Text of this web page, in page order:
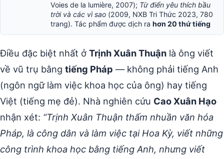
Voies de la lumière, 2007); Từ điển yêu thích bầu
trời và các vì sao (2009, NXB Tri Thức 2023, 780
trang). Tác phẩm được dịch ra hơn 20 thứ tiếng
Điều đặc biệt nhất ở Trịnh Xuân Thuận là ông viết
về vũ trụ bằng tiếng Pháp — không phải tiếng Anh
(ngôn ngữ làm việc khoa học của ông) hay tiếng
Việt (tiếng mẹ đẻ). Nhà nghiên cứu Cao Xuân Hạo
nhận xét: “Trịnh Xuân Thuận thấm nhuần văn hóa
Pháp, là công dân và làm việc tại Hoa Kỳ, viết những
công trình khoa học bằng tiếng Anh, nhưng viết